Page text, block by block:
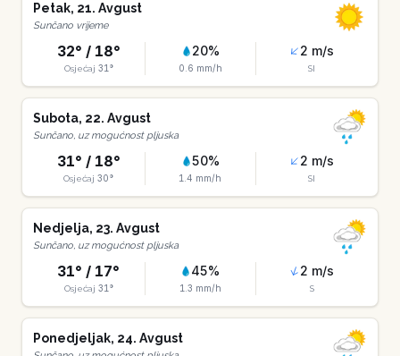
Petak, 21. Avgust
Sunčano vrijeme
32° / 18°
Osjećaj 31 °
20%
0.6 mm/h
2 m/s
SI
Subota, 22. Avgust
Sunčano, uz mogućnost pljuska
31° / 18°
Osjećaj 30°
50%
1.4 mm/h
2 m/s
SI
Nedjelja, 23. Avgust
Sunčano, uz mogućnost pljuska
31° / 17°
Osjećaj 31 °
45%
1.3 mm/h
2 m/s
S
Ponedjeljak, 24. Avgust